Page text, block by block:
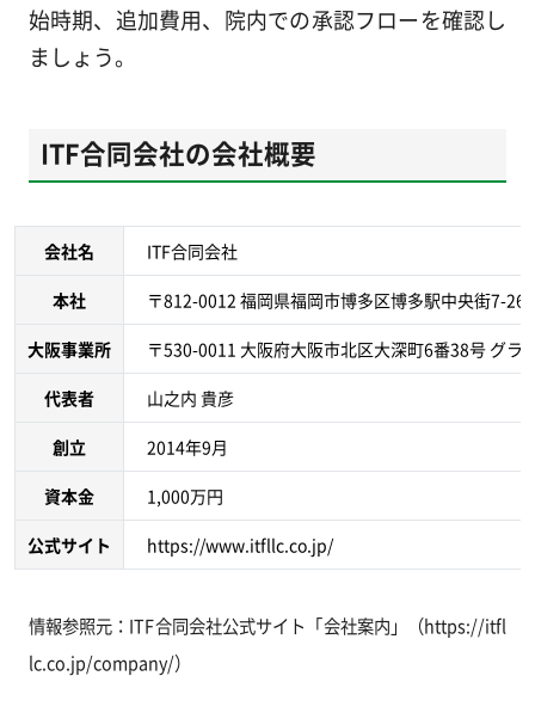
始時期、追加費用、院内での承認フローを確認し
ましょう。
ITF合同会社の会社概要
会社名 ITF合同会社
本社 〒812-0012 福岡県福岡市博多区博多駅中央街7-26
大阪事業所 〒530-0011 大阪府大阪市北区大深町6番38号 グラ
代表者 山之内 貴彦
創立 2014年9月
資本金 1,000万円
公式サイト https://www.itfllc.co.jp/
情報参照元：ITF合同会社公式サイト「会社案内」（https://itfl
lc.co.jp/company/）